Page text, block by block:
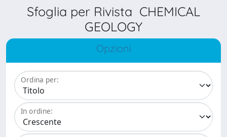
Sfoglia per Rivista CHEMICAL
GEOLOGY
Opzioni
Ordina per:
In ordine: